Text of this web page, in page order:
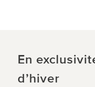
En
d’hiver